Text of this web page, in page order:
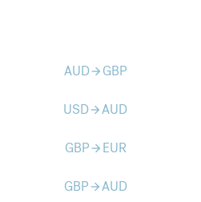
AUDarrow_forward GBP
USDarrow_forwardAUD
GBParrow_forward EUR
GBParrow_forwardAUD